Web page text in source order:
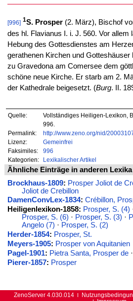
[996] 1S. Prosper(2. März), Bischof
des hl. Flavianus I. i. J. 560. Vor allem
Hebung des Gottesdienstes am
gerathenen Kirchen und Gotteshäuser
zu Gravedona am Comersee dem
schöne neue Kirche. Er starb am 2.
der Kathedrale beigesetzt. (Burg. II.
Quelle:
Vollständiges Heiligen-Lexikon,
996.
Permalink:
http://www.zeno.org/nid/
Lizenz:
Gemeinfrei
Faksimiles:
996
Kategorien:
Lexikalischer Artikel
Ähnliche Einträge in anderen Lexika
Brockhaus-1809: Prosper Joliot de
Joliot de Crebillon
DamenConvLex-1834: Crébillon,
Heiligenlexikon-1858: Prosper, S. (4)
Prosper, S. (6) · Prosper, S. (3) ·
Angelo (7) · Prosper, S. (2)
Herder-1854: Prosper, St.
Meyers-1905: Prosper von Aquitanien
Pagel-1901: Pietra Santa, Prosper de·
Pierer-1857: Prosper
ZenoServer 4.030.014